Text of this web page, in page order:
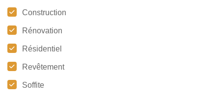
Construction
Rénovation
Résidentiel
Revêtement
Soffite